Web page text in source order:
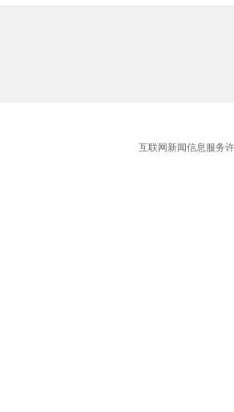
互联网新闻信息服务